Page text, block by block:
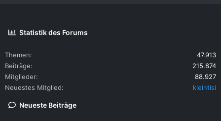
Statistik des Forums
Themen
47.913
Beiträge
215.874
Mitglieder
88.927
Neuestes Mitglied
kleintisi
Neueste Beiträge